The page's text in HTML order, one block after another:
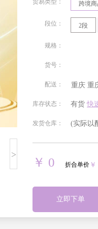
>
贸易类型： 跨境商
段位： 2段
规格：
货号：
配送： 重庆 重
北京
宁夏
自治区
四川
库存状态： 有货 快
发货仓库： (实际以
￥ 0 折合单价
立即下单